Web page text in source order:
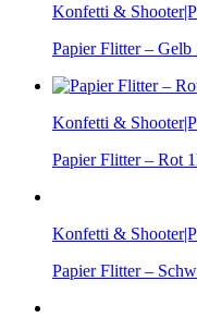
Konfetti &
Papier Flitter – Gelb
Konfetti &
Papier Flitter – Rot
Konfetti &
Papier Flitter –